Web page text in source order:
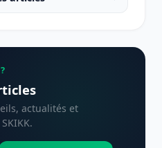
actualités et